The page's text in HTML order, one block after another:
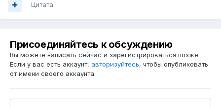
Цитата
Присоединяйтесь к обсуждению
Вы можете написать сейчас и зарегистрироваться позже.
Если у вас есть аккаунт, авторизуйтесь, чтобы опубликовать
от имени своего аккаунта.